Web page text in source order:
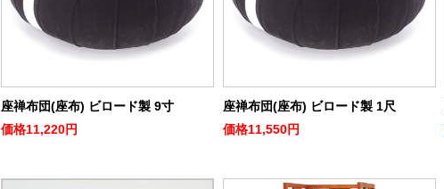
座禅布団(座布) ビロード製 9寸
価格11,220円
座禅布団(座布) ビロード製 1尺
価格11,550円